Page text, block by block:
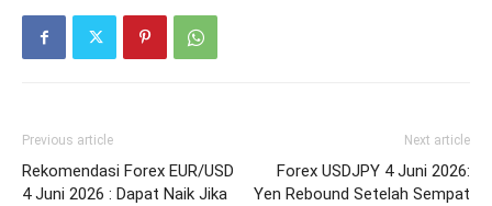
Previous article
Rekomendasi Forex EUR/USD
4 Juni 2026 : Dapat Naik Jika
Next article
Forex USDJPY 4 Juni 2026:
Yen Rebound Setelah Sempat